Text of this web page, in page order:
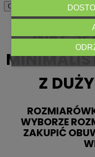
Opis
NIKE
Z
WYBORZE
ZAKUPIĆ